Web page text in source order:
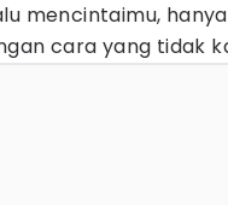
mencintaimu,
cara yang tidak